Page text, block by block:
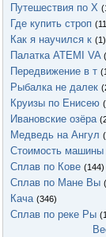
Путешествия по Х
Где купить строп
Как я научился к (1)
Палатка ATEMI VA
Передвижение в т
Рыбалка не далек
Круизы по Енисею
Ивановские озёра
Медведь на Ангул
Стоимость машины
Сплав по Кове (144)
Сплав по Мане Вы
Кача (346)
Сплав по реке Ры